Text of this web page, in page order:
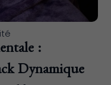
:
Dynamique